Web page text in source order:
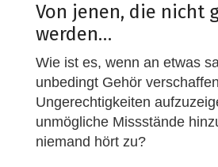
Von jenen, die nicht
werden…
Wie ist es, wenn an etwas
unbedingt Gehör
Ungerechtigkeiten
unmögliche Missstände
niemand hört zu?